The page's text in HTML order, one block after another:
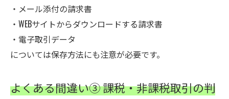
・メール添付の請求書
・WEBサイトからダウンロードする請求書
・電子取引データ
については保存方法にも注意が必要です。
よくある間違い③ 課税・非課税取引の判